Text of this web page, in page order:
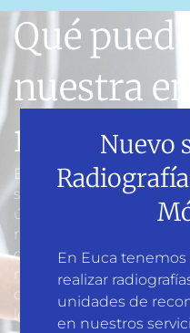
Qué
nuestra
riesgos
En EUCAnos
servicios de calidad
última normativa en
riesgos de laborales y
constante de nuestros
nuestros puntos
disposición para que
legislación y evitar
Nuevo
En Euca
realizar
unidades de
en nuestros